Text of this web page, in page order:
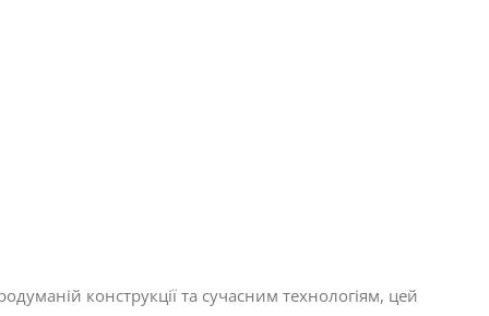
конструкції та сучасним технологіям, цей